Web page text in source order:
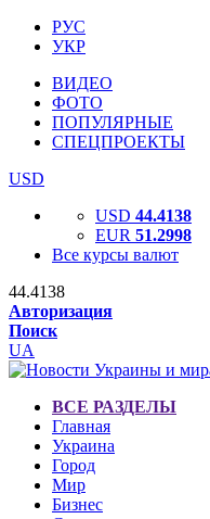
РУС
УКР
ВИДЕО
ФОТО
ПОПУЛЯРНЫЕ
СПЕЦПРОЕКТЫ
USD
USD 44.4138
EUR 51.2998
Все курсы валют
44.4138
Авторизация
Поиск
UA
ВСЕ РАЗДЕЛЫ
Главная
Украина
Город
Мир
Бизнес